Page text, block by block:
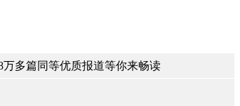
多篇同等优质报道等你来畅读